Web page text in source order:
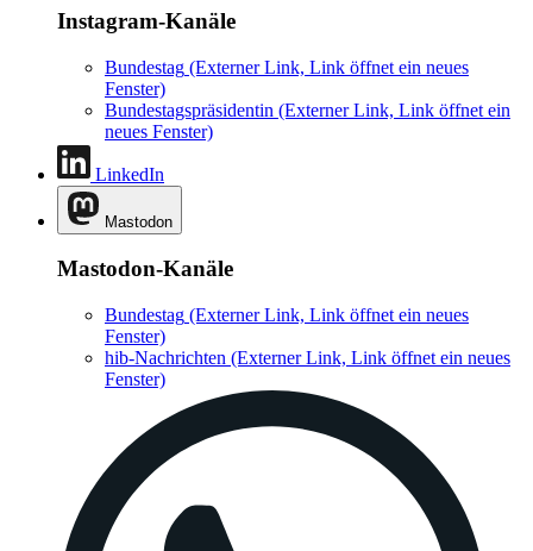
Instagram-Kanäle
Bundestag (Externer Link, Link öffnet ein neues
Fenster)
Bundestagspräsidentin (Externer Link, Link öffnet ein
neues Fenster)
LinkedIn
Mastodon
Mastodon-Kanäle
Bundestag (Externer Link, Link öffnet ein neues
Fenster)
hib-Nachrichten (Externer Link, Link öffnet ein neues
Fenster)